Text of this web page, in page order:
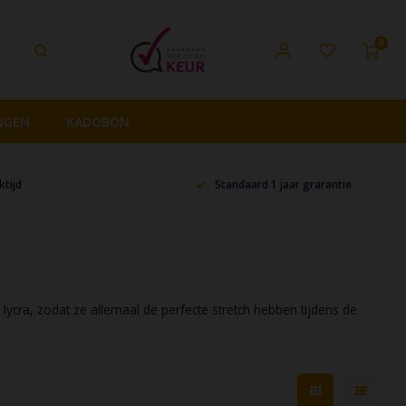
0
KADOBON
Standaard 1 jaar grarantie
zodat ze allemaal de perfecte stretch hebben tijdens de